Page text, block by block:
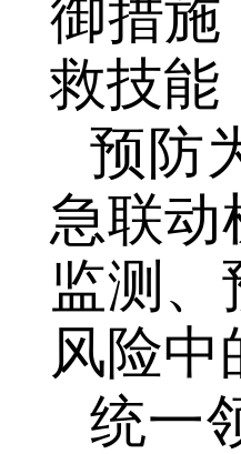
御措施
救技能
预防
急联动
监测
风险中
统一